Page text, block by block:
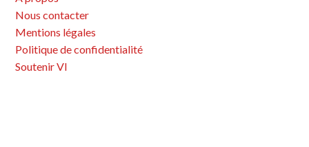
Nous contacter
Mentions légales
Politique de confidentialité
Soutenir VI